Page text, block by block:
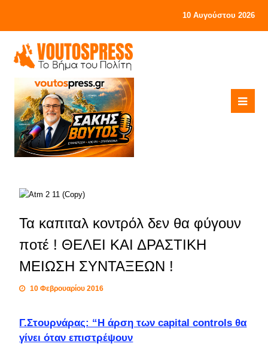
10 Αυγούστου 2026
Τα καπιταλ κοντρόλ δεν θα φύγουν
ποτέ ! ΘΕΛΕΙ ΚΑΙ ΔΡΑΣΤΙΚΗ
ΜΕΙΩΣΗ ΣΥΝΤΑΞΕΩΝ !
10 Φεβρουαρίου 2016
Γ.Στουρνάρας: “Η άρση των capital controls θα
γίνει όταν επιστρέψουν